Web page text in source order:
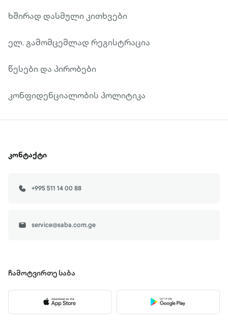
ხშირად დასმული კითხვები
ელ. გამომცემლად რეგისტრაცია
წესები და პირობები
კონფიდენციალობის პოლიტიკა
კონტაქტი
+995 511 14 00 88
service@saba.com.ge
ჩამოტვირთე საბა